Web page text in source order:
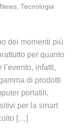
News Tecnologia
dei momenti più
per quanto
infatti,
di prodotti
portatili,
per la smart
[…]